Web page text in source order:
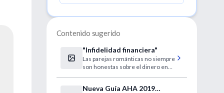
Contenido sugerido
"Infidelidad financiera"
Las parejas románticas no siempre
son honestas sobre el dinero en
Nueva Guía AHA 2019